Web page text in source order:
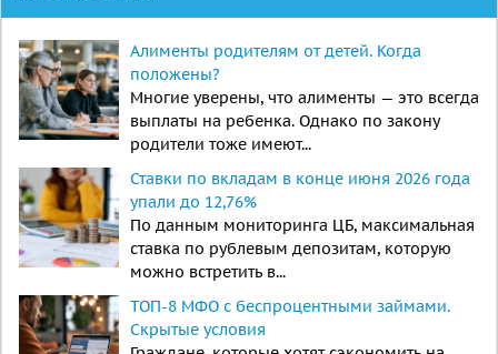
Алименты родителям от детей. Когда
положены?
Многие уверены, что алименты — это всегда
выплаты на ребенка. Однако по закону
родители тоже имеют...
Ставки по вкладам в конце июня 2026 года
упали до 12,76%
По данным мониторинга ЦБ, максимальная
ставка по рублевым депозитам, которую
можно встретить в...
ТОП-8 МФО с беспроцентными займами.
Скрытые условия